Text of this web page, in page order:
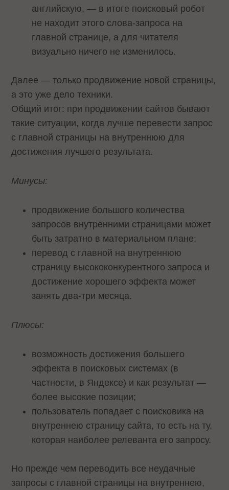
английскую, — в итоге поисковый робот
не находит этого слова-запроса на
главной странице, а для читателя
визуально ничего не изменилось.
Далее — только продвижение новой страницы,
а это уже дело техники.
Общий итог: при продвижении сайтов бывают
такие ситуации, когда лучше перевести запрос
с главной страницы на внутреннюю для
достижения лучшего результата.
Минусы:
продвижение большого количества
запросов внутренними страницами может
быть затратно в материальном плане;
перевод с главной на внутреннюю
страницу высококонкурентного запроса и
достижение хорошего эффекта может
занять два-три месяца.
Плюсы:
возможность достижения большего
эффекта в поисковых системах (в
частности, в Яндексе) и как результат —
более высокие позиции;
пользователь попадает с поисковика на
внутреннею страницу сайта, то есть на ту,
которая наиболее релеванта его запросу.
Но прежде чем переводить все неудачные
запросы с главной страницы на внутреннею,